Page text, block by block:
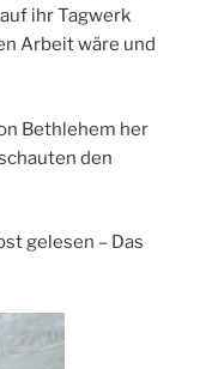
ihr Tagwerk
Arbeit wäre und
Bethlehem her
den
gelesen – Das